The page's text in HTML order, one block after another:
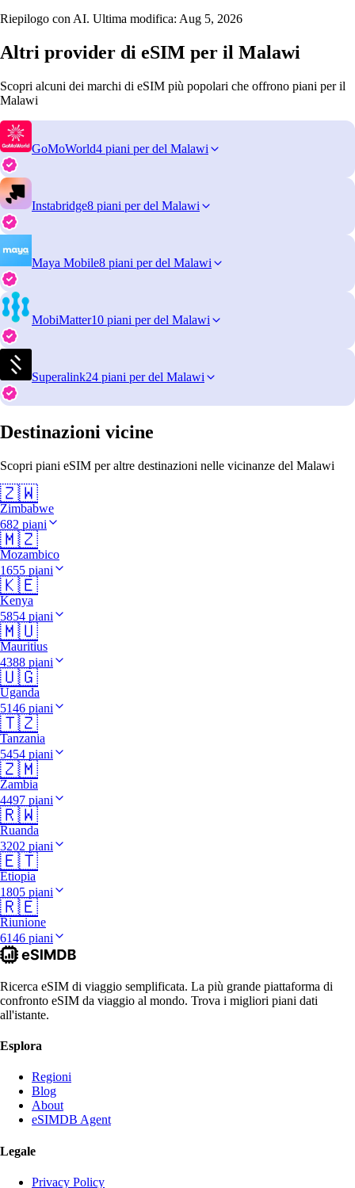
Riepilogo con AI. Ultima modifica: Aug 5, 2026
Altri provider di eSIM per il Malawi
Scopri alcuni dei marchi di eSIM più popolari che offrono piani per il
Malawi
GoMoWorld4 piani per del Malawi
Instabridge8 piani per del Malawi
Maya Mobile8 piani per del Malawi
MobiMatter10 piani per del Malawi
Superalink24 piani per del Malawi
Destinazioni vicine
Scopri piani eSIM per altre destinazioni nelle vicinanze del Malawi
🇿🇼
Zimbabwe
682 piani
🇲🇿
Mozambico
1655 piani
🇰🇪
Kenya
5854 piani
🇲🇺
Mauritius
4388 piani
🇺🇬
Uganda
5146 piani
🇹🇿
Tanzania
5454 piani
🇿🇲
Zambia
4497 piani
🇷🇼
Ruanda
3202 piani
🇪🇹
Etiopia
1805 piani
🇷🇪
Riunione
6146 piani
Ricerca eSIM di viaggio semplificata. La più grande piattaforma di
confronto eSIM da viaggio al mondo. Trova i migliori piani dati
all'istante.
Esplora
Regioni
Blog
About
eSIMDB Agent
Legale
Privacy Policy